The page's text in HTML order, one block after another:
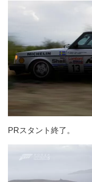
PRスタント終了。